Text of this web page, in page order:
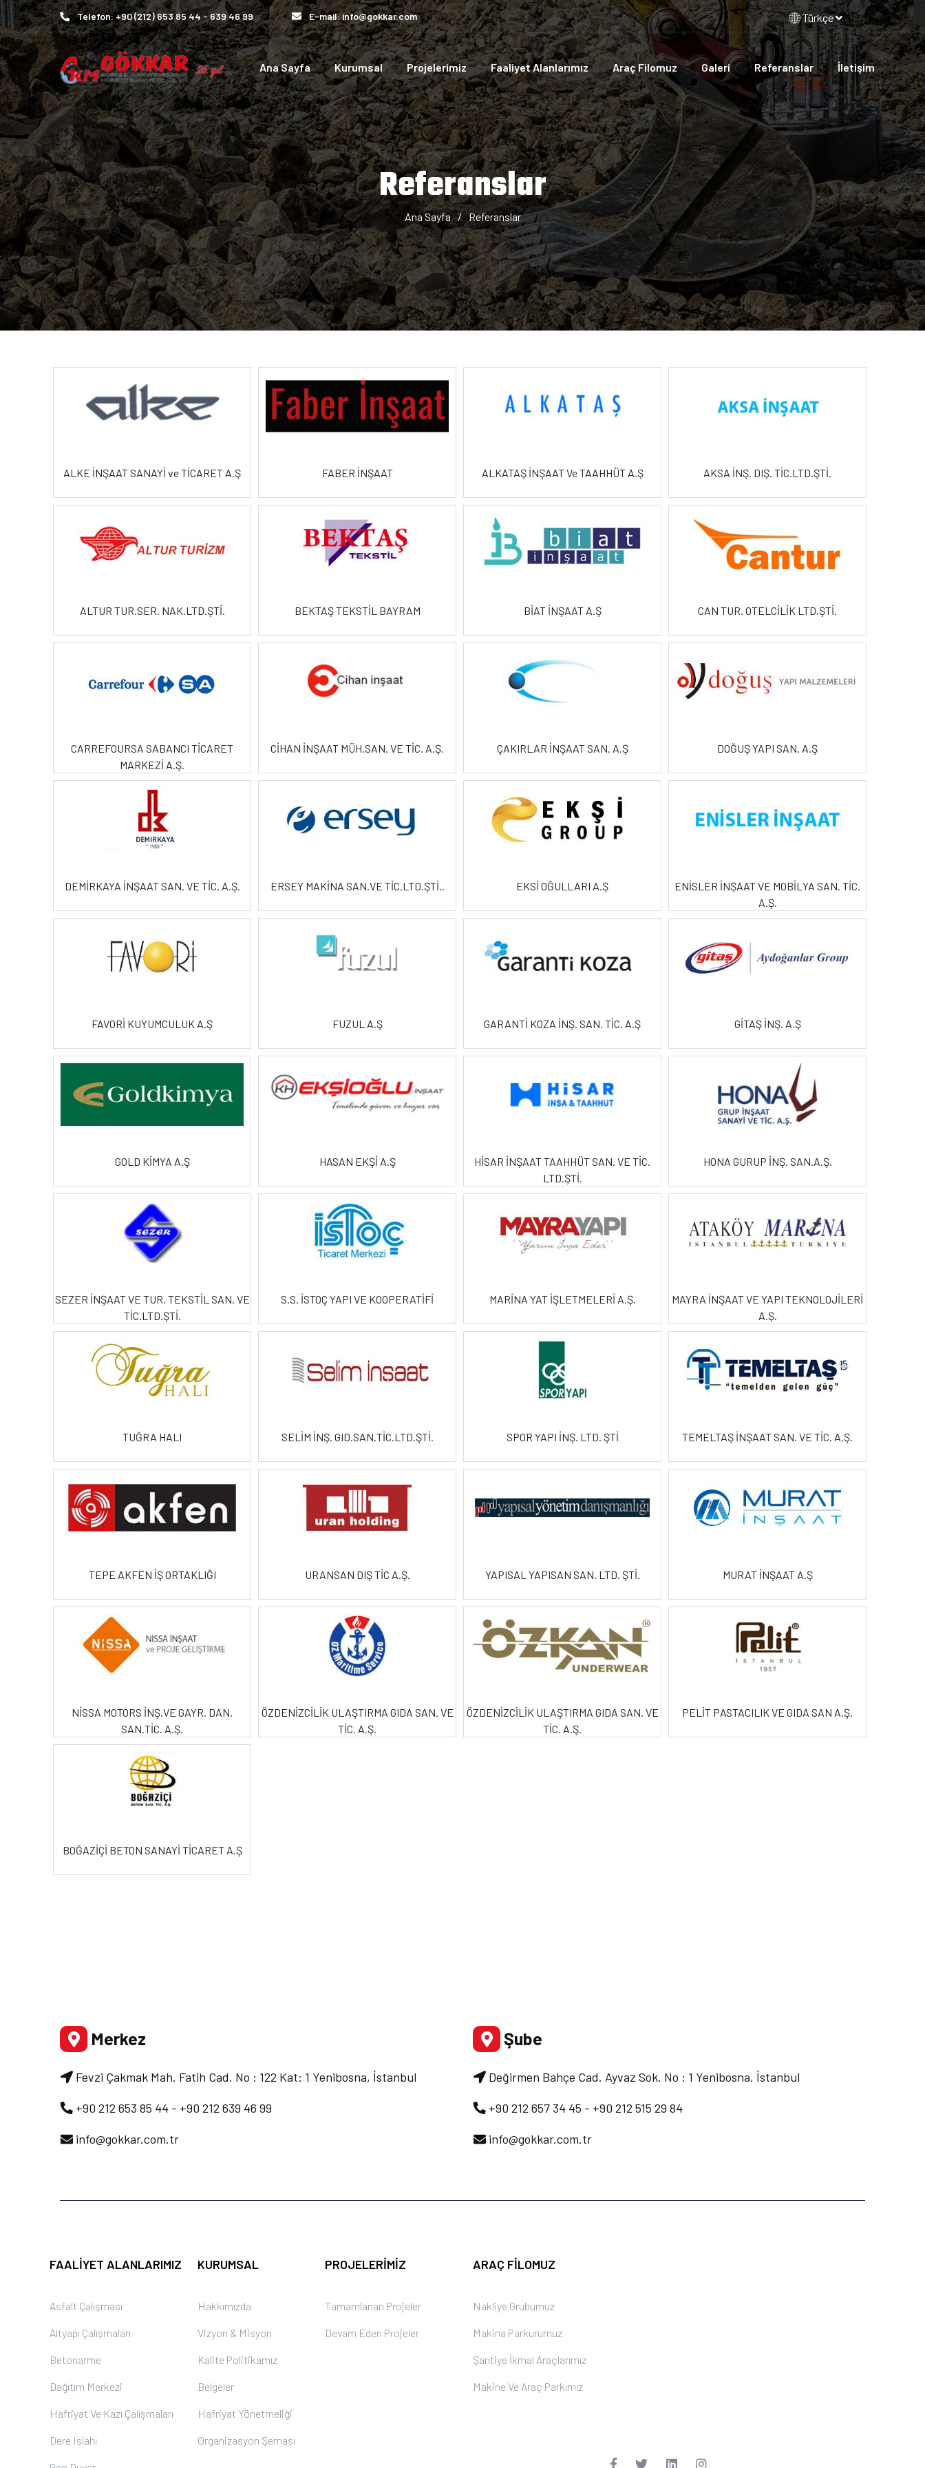
Telefon: +90 (212) 653 85 44 - 639 46 99 E-mail: info@gokkar.com Türkçe
Ana Sayfa Kurumsal Projelerimiz Faaliyet Alanlarımız Araç Filomuz Galeri Referanslar İletişim
Referanslar
Ana Sayfa / Referanslar
ALKE İNŞAAT SANAYİ ve TİCARET A.Ş FABER İNŞAAT ALKATAŞ İNŞAAT Ve TAAHHÜT A.Ş AKSA İNŞ. DIŞ. TİC.LTD.ŞTİ.
ALTUR TUR.SER. NAK.LTD.ŞTİ. BEKTAŞ TEKSTİL BAYRAM BİAT İNŞAAT A.Ş CAN TUR. OTELCİLİK LTD.ŞTİ.
CARREFOURSA SABANCI TİCARET
MARKEZİ A.Ş.
CİHAN İNŞAAT MÜH.SAN. VE TİC. A.Ş. ÇAKIRLAR İNŞAAT SAN. A.Ş DOĞUŞ YAPI SAN. A.Ş
DEMİRKAYA İNŞAAT SAN. VE TİC. A.Ş. ERSEY MAKİNA SAN.VE TİC.LTD.ŞTİ.. EKSİ OĞULLARI A.Ş
ENİSLER İNŞAAT VE MOBİLYA SAN. TİC.
A.Ş.
FAVORİ KUYUMCULUK A.Ş FUZUL A.Ş GARANTİ KOZA İNŞ. SAN. TİC. A.Ş GİTAŞ İNŞ. A.Ş
GOLD KİMYA A.Ş HASAN EKŞİ A.Ş
HİSAR İNŞAAT TAAHHÜT SAN. VE TİC.
LTD.ŞTİ.
HONA GURUP İNŞ. SAN.A.Ş.
SEZER İNŞAAT VE TUR. TEKSTİL SAN. VE
TİC.LTD.ŞTİ.
S.S. İSTOÇ YAPI VE KOOPERATİFİ MARİNA YAT İŞLETMELERİ A.Ş.
MAYRA İNŞAAT VE YAPI TEKNOLOJİLERİ
A.Ş.
TUĞRA HALI SELİM İNŞ. GID.SAN.TİC.LTD.ŞTİ. SPOR YAPI İNŞ. LTD. ŞTİ TEMELTAŞ İNŞAAT SAN. VE TİC. A.Ş.
TEPE AKFEN İŞ ORTAKLIĞI URANSAN DIŞ TİC A.Ş. YAPISAL YAPISAN SAN. LTD. ŞTİ. MURAT İNŞAAT A.Ş
NİSSA MOTORS İNŞ.VE GAYR. DAN.
SAN.TİC. A.Ş.
ÖZDENİZCİLİK ULAŞTIRMA GIDA SAN. VE
TİC. A.Ş.
ÖZDENİZCİLİK ULAŞTIRMA GIDA SAN. VE
TİC. A.Ş.
PELİT PASTACILIK VE GIDA SAN A.Ş.
BOĞAZİÇİ BETON SANAYİ TİCARET A.Ş
Merkez
Fevzi Çakmak Mah. Fatih Cad. No : 122 Kat: 1 Yenibosna, İstanbul
+90 212 653 85 44 - +90 212 639 46 99
info@gokkar.com.tr
Şube
Değirmen Bahçe Cad. Ayvaz Sok. No : 1 Yenibosna, İstanbul
+90 212 657 34 45 - +90 212 515 29 84
info@gokkar.com.tr
FAALIYET ALANLARIMIZ
Asfalt Çalışması
Altyapı Çalışmaları
Betonarme
Dağıtım Merkezi
Hafriyat Ve Kazı Çalışmaları
Dere Islahı
KURUMSAL
Hakkımızda
Vizyon & Misyon
Kalite Politikamız
Belgeler
Hafriyat Yönetmeliği
Organizasyon Şeması
PROJELERIMIZ
Tamamlanan Projeler
Devam Eden Projeler
ARAÇ FILOMUZ
Nakliye Grubumuz
Makina Parkurumuz
Şantiye İkmal Araçlarımız
Makine Ve Araç Parkımız